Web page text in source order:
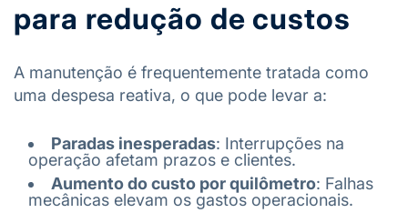
para redução de custos
A manutenção é frequentemente tratada como
uma despesa reativa, o que pode levar a:
Paradas inesperadas: Interrupções na
operação afetam prazos e clientes.
Aumento do custo por quilômetro: Falhas
mecânicas elevam os gastos operacionais.